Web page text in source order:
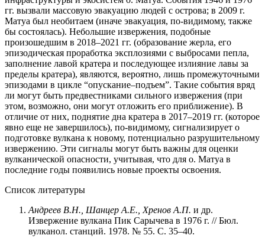
гг. вызвали массовую эвакуацию людей с острова; в 2009 г.
Матуа был необитаем (иначе эвакуация, по-видимому, также
бы состоялась). Небольшие извержения, подобные
произошедшим в 2018–2021 гг. (образование жерла, его
эпизодическая проработка эксплозиями с выбросами пепла,
заполнение лавой кратера и последующее излияние лавы за
пределы кратера), являются, вероятно, лишь промежуточными
эпизодами в цикле “опускание–подъем”. Такие события вряд
ли могут быть предвестниками сильного извержения (при
этом, возможно, они могут отложить его приближение). В
отличие от них, поднятие дна кратера в 2017–2019 гг. (которое
явно еще не завершилось), по-видимому, сигнализирует о
подготовке вулкана к новому, потенциально разрушительному
извержению. Эти сигналы могут быть важны для оценки
вулканической опасности, учитывая, что для о. Матуа в
последние годы появились новые проекты освоения.
Список литературы
Андреев В.Н., Шанцер А.Е., Хренов А.П. и др.
Извержение вулкана Пик Сарычева в 1976 г. // Бюл.
вулканол. станций. 1978. № 55. С. 35–40.